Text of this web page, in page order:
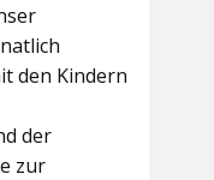
den Kindern
der
zur